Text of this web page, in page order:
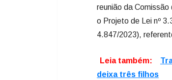
reunião da
o Projeto de Lei nº
4.847/2023),
Leia também:
deixa três filhos